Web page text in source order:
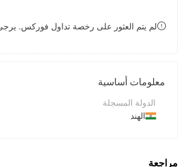
8
لم يتم العثور على رخصة تداول فوركس. يرجى
معلومات أساسية
الدولة المسجلة
الهند
مراجعة